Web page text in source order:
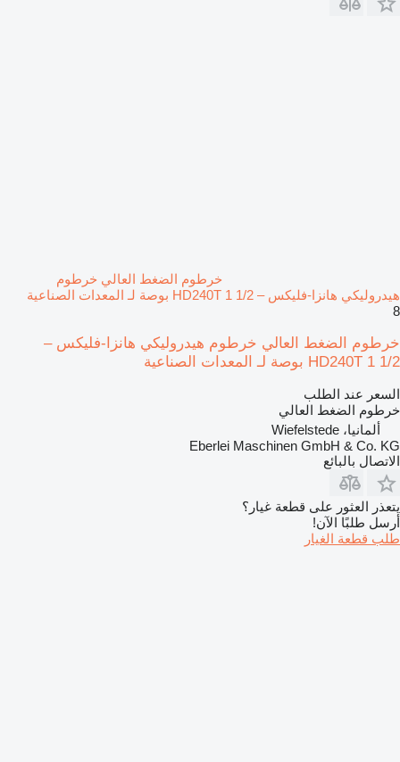
خرطوم الضغط العالي خرطوم
هيدروليكي هانزا-فليكس – HD240T 1 1/2 بوصة لـ المعدات الصناعية
8
خرطوم الضغط العالي خرطوم هيدروليكي هانزا-فليكس –
HD240T 1 1/2 بوصة لـ المعدات الصناعية
السعر عند الطلب
خرطوم الضغط العالي
ألمانيا، Wiefelstede
Eberlei Maschinen GmbH & Co. KG
الاتصال بالبائع
يتعذر العثور على قطعة غيار؟
أرسل طلبًا الآن!
طلب قطعة الغيار